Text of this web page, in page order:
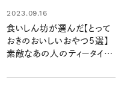
2023.09.16
食いしん坊が選んだ【とって
おきのおいしいおやつ5選】
素敵なあの人のティータイム